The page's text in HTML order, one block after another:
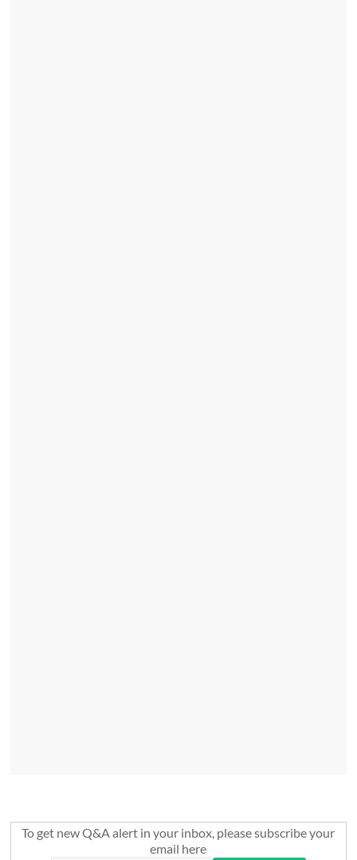
To get new Q&A alert in your inbox, please subscribe your
email here